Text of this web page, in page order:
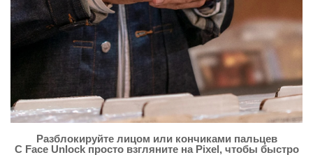
Разблокируйте лицом или кончиками пальцев
С Face Unlock просто взгляните на Pixel, чтобы быстро